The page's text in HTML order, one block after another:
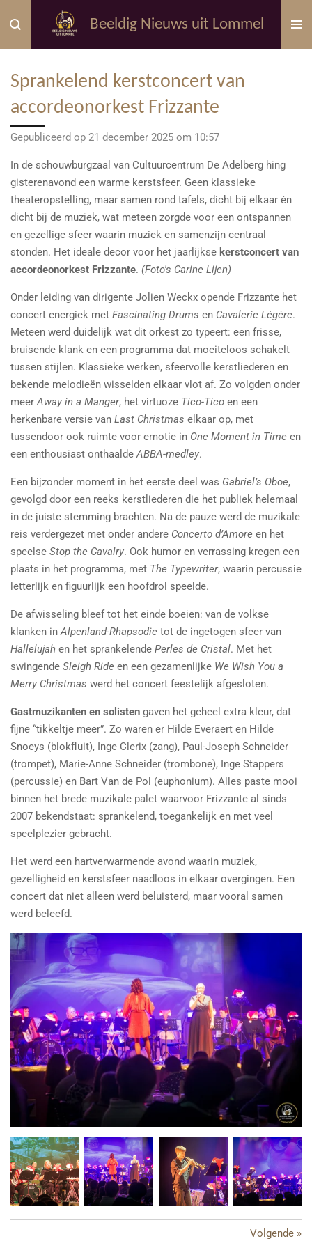
direct
naar
hoofdinhoud
Beeldig Nieuws uit Lommel
Sprankelend kerstconcert van
accordeonorkest Frizzante
Gepubliceerd op 21 december 2025 om 10:57
In de schouwburgzaal van Cultuurcentrum De Adelberg hing
gisterenavond een warme kerstsfeer. Geen klassieke
theateropstelling, maar samen rond tafels, dicht bij elkaar én
dicht bij de muziek, wat meteen zorgde voor een ontspannen
en gezellige sfeer waarin muziek en samenzijn centraal
stonden. Het ideale decor voor het jaarlijkse kerstconcert van
accordeonorkest Frizzante. (Foto's Carine Lijen)
Onder leiding van dirigente Jolien Weckx opende Frizzante het
concert energiek met Fascinating Drums en Cavalerie Légère.
Meteen werd duidelijk wat dit orkest zo typeert: een frisse,
bruisende klank en een programma dat moeiteloos schakelt
tussen stijlen. Klassieke werken, sfeervolle kerstliederen en
bekende melodieën wisselden elkaar vlot af. Zo volgden onder
meerAway in a Manger, het virtuoze Tico-Tico en een
herkenbare versie van Last Christmas elkaar op, met
tussendoor ook ruimte voor emotie in One Moment in Time en
een enthousiast onthaaldeABBA-medley.
Een bijzonder moment in het eerste deel was Gabriel’s Oboe,
gevolgd door een reeks kerstliederen die het publiek helemaal
in de juiste stemming brachten. Na de pauze werd de muzikale
reis verdergezet met onder andere Concerto d’Amore en het
speelse Stop the Cavalry. Ook humor en verrassing kregen een
plaats in het programma, met The Typewriter, waarin percussie
letterlijk en figuurlijk een hoofdrol speelde.
De afwisseling bleef tot het einde boeien: van de volkse
klanken inAlpenland-Rhapsodie tot de ingetogen sfeer van
Hallelujah en het sprankelende Perles de Cristal. Met het
swingende Sleigh Ride en een gezamenlijke We Wish You a
Merry Christmas werd het concert feestelijk afgesloten.
Gastmuzikanten en solisten gaven het geheel extra kleur, dat
fijne “tikkeltje meer”. Zo waren er Hilde Everaert en Hilde
Snoeys (blokfluit), Inge Clerix (zang), Paul-Joseph Schneider
(trompet), Marie-Anne Schneider (trombone), Inge Stappers
(percussie) en Bart Van de Pol (euphonium). Alles paste mooi
binnen het brede muzikale palet waarvoor Frizzante al sinds
2007 bekendstaat: sprankelend, toegankelijk en met veel
speelplezier gebracht.
Het werd een hartverwarmende avond waarin muziek,
gezelligheid en kerstsfeer naadloos in elkaar overgingen. Een
concert dat niet alleen werd beluisterd, maar vooral samen
werd beleefd.
Volgende »